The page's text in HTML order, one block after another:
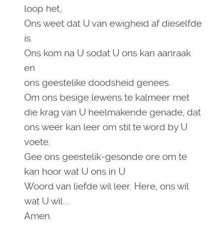
loop het,
Ons weet dat U van ewigheid af dieselfde
is.
Ons kom na U sodat U ons kan aanraak
en
ons geestelike doodsheid genees.
Om ons besige lewens te kalmeer met
die krag van U heelmakende genade, dat
ons weer kan leer om stil te word by U
voete.
Gee ons geestelik-gesonde ore om te
kan hoor wat U ons in U
Woord van liefde wil leer. Here, ons wil
wat U wil...
Amen.